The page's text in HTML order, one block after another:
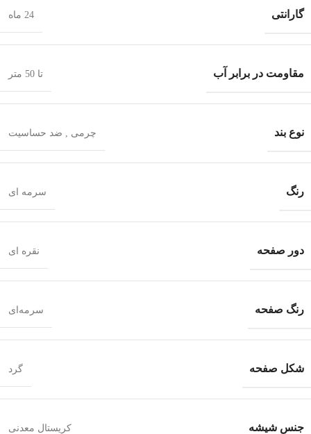
گارانتی 24 ماه
مقاومت در برابر آب تا 50 متر
نوع بند چرمی , ضد‌ حساسیت
رنگ سرمه ای
دور صفحه نقره ای
رنگ صفحه سرمه‌ای
شکل صفحه گرد
جنس شیشه کریستال معدنی